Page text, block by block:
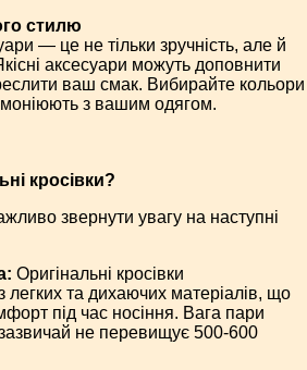
стилю
— це не тільки зручність, але й
аксесуари можуть доповнити
ваш смак. Вибирайте кольори
з вашим одягом.
кросівки?
звернути увагу на наступні
Оригінальні кросівки
легких та дихаючих матеріалів, що
під час носіння. Вага пари
зазвичай не перевищує 500-600